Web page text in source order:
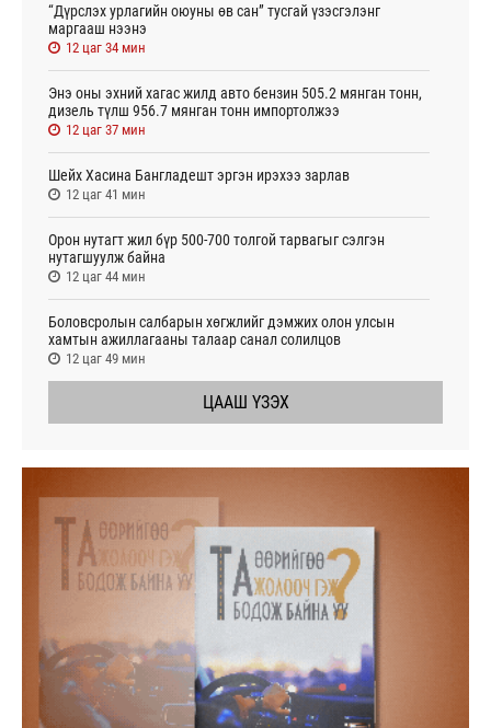
“Дүрслэх урлагийн оюуны өв сан” тусгай үзэсгэлэнг
маргааш нээнэ
12 цаг 34 мин
Энэ оны эхний хагас жилд авто бензин 505.2 мянган тонн,
дизель түлш 956.7 мянган тонн импортолжээ
12 цаг 37 мин
Шейх Хасина Бангладешт эргэн ирэхээ зарлав
12 цаг 41 мин
Орон нутагт жил бүр 500-700 толгой тарвагыг сэлгэн
нутагшуулж байна
12 цаг 44 мин
Боловсролын салбарын хөгжлийг дэмжих олон улсын
хамтын ажиллагааны талаар санал солилцов
12 цаг 49 мин
ЦААШ ҮЗЭХ